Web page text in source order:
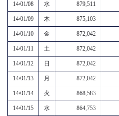
14/01/08 水 879,511
14/01/09 木 875,103
14/01/10 金 872,042
14/01/11 土 872,042
14/01/12 日 872,042
14/01/13 月 872,042
14/01/14 火 868,583
14/01/15 水 864,753